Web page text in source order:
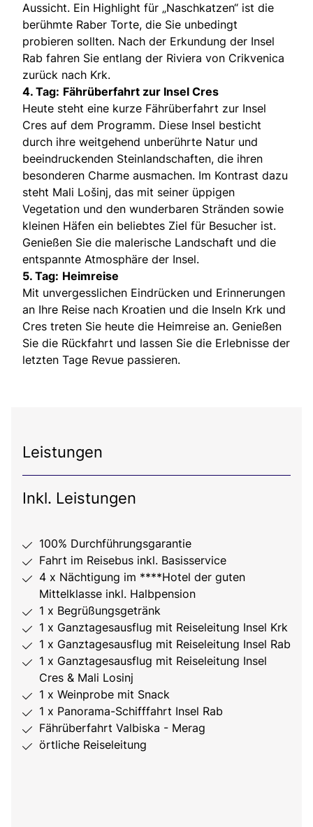
Aussicht. Ein Highlight für „Naschkatzen“ ist die
berühmte Raber Torte, die Sie unbedingt
probieren sollten. Nach der Erkundung der Insel
Rab fahren Sie entlang der Riviera von Crikvenica
zurück nach Krk.
4. Tag: Fährüberfahrt zur Insel Cres
Heute steht eine kurze Fährüberfahrt zur Insel
Cres auf dem Programm. Diese Insel besticht
durch ihre weitgehend unberührte Natur und
beeindruckenden Steinlandschaften, die ihren
besonderen Charme ausmachen. Im Kontrast dazu
steht Mali Lošinj, das mit seiner üppigen
Vegetation und den wunderbaren Stränden sowie
kleinen Häfen ein beliebtes Ziel für Besucher ist.
Genießen Sie die malerische Landschaft und die
entspannte Atmosphäre der Insel.
5. Tag: Heimreise
Mit unvergesslichen Eindrücken und Erinnerungen
an Ihre Reise nach Kroatien und die Inseln Krk und
Cres treten Sie heute die Heimreise an. Genießen
Sie die Rückfahrt und lassen Sie die Erlebnisse der
letzten Tage Revue passieren.
Leistungen
Inkl. Leistungen
100% Durchführungsgarantie
Fahrt im Reisebus inkl. Basisservice
4 x Nächtigung im ****Hotel der guten
Mittelklasse inkl. Halbpension
1 x Begrüßungsgetränk
1 x Ganztagesausflug mit Reiseleitung Insel Krk
1 x Ganztagesausflug mit Reiseleitung Insel Rab
1 x Ganztagesausflug mit Reiseleitung Insel
Cres & Mali Losinj
1 x Weinprobe mit Snack
1 x Panorama-Schifffahrt Insel Rab
Fährüberfahrt Valbiska - Merag
örtliche Reiseleitung